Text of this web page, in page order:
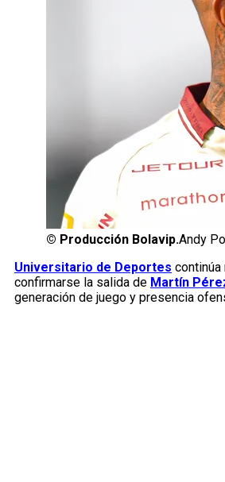
© Producción Bolavip.Andy
Universitario de Deportes
confirmarse la salida de Martín
generación de juego y presencia